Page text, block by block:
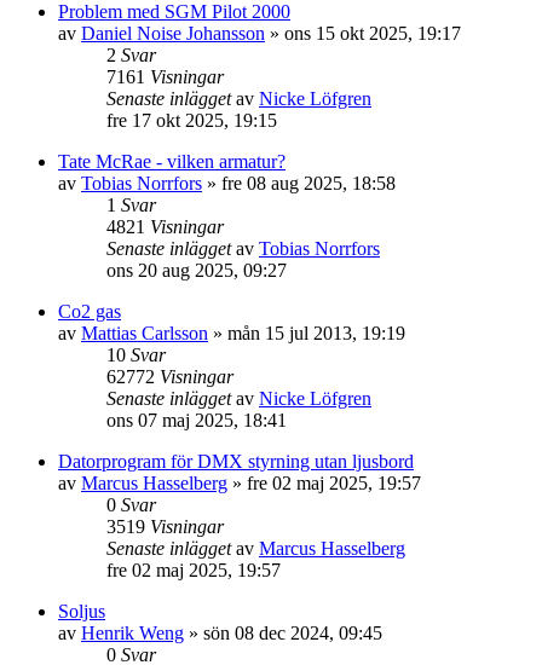
Problem med SGM Pilot 2000
av Daniel Noise Johansson » ons 15 okt 2025, 19:17
2 Svar
7161 Visningar
Senaste inläggetav Nicke Löfgren
fre 17 okt 2025, 19:15
Tate McRae - vilken armatur?
av Tobias Norrfors » fre 08 aug 2025, 18:58
1 Svar
4821 Visningar
Senaste inläggetav Tobias Norrfors
ons 20 aug 2025, 09:27
Co2 gas
av Mattias Carlsson » mån 15 jul 2013, 19:19
10 Svar
62772 Visningar
Senaste inläggetav Nicke Löfgren
ons 07 maj 2025, 18:41
Datorprogram för DMX styrning utan ljusbord
av Marcus Hasselberg » fre 02 maj 2025, 19:57
0 Svar
3519 Visningar
Senaste inläggetav Marcus Hasselberg
fre 02 maj 2025, 19:57
Soljus
av Henrik Weng » sön 08 dec 2024, 09:45
0 Svar